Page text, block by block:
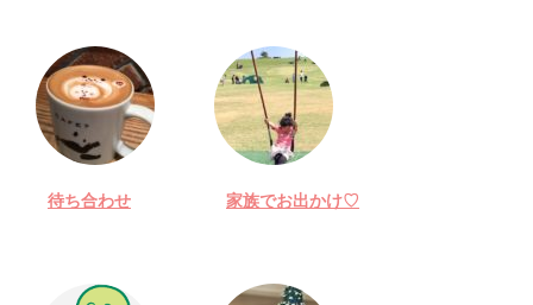
待ち合わせ 家族でお出かけ♡